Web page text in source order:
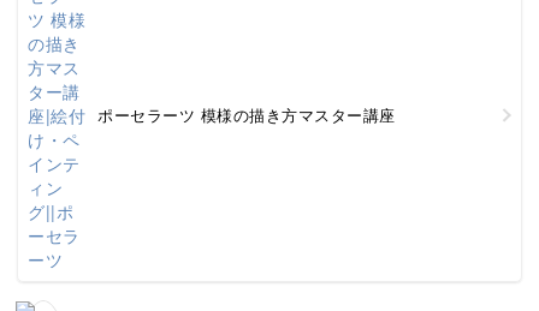
ポーセラーツ 模様の描き方マスター講座